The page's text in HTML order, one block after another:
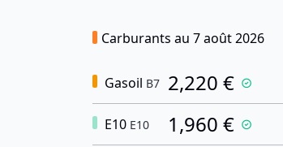
Carburants au 7 août 2026
Gasoil B7 2,220 €
E10 E10 1,960 €